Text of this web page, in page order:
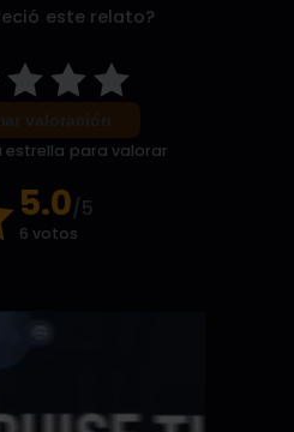
este relato?
estrella para valorar
5.0/5
6 votos